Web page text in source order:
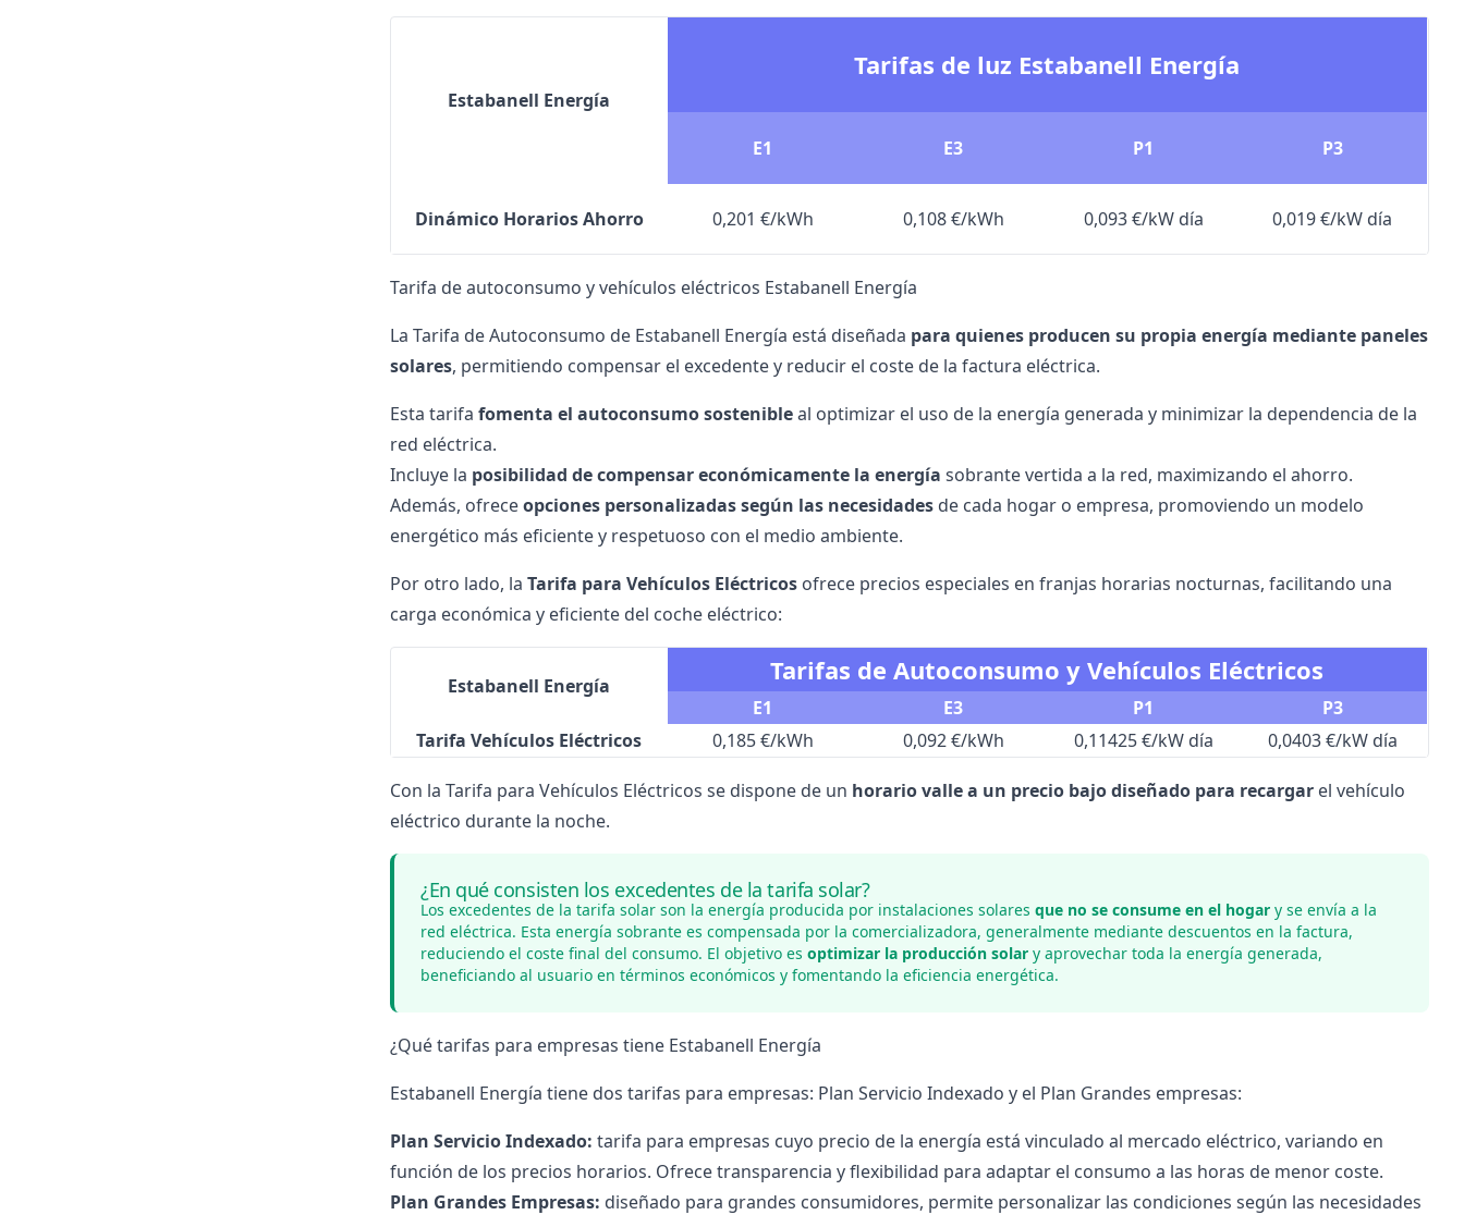
Estabanell Energía
Tarifas de luz Estabanell Energía
E1 E3 P1 P3
Dinámico Horarios Ahorro 0,201 €/kWh 0,108 €/kWh 0,093 €/kW día 0,019 €/kW día
Tarifa de autoconsumo y vehículos eléctricos Estabanell Energía
La Tarifa de Autoconsumo de Estabanell Energía está diseñada para quienes producen su propia energía mediante paneles
solares, permitiendo compensar el excedente y reducir el coste de la factura eléctrica.
Esta tarifa fomenta el autoconsumo sostenibleal optimizar el uso de la energía generada y minimizar la dependencia de la
red eléctrica.
Incluye la posibilidad de compensar económicamente la energía sobrante vertida a la red, maximizando el ahorro.
Además, ofreceopciones personalizadas según las necesidadesde cada hogar o empresa, promoviendo un modelo
energético más eficiente y respetuoso con el medio ambiente.
Por otro lado, la Tarifa para Vehículos Eléctricosofrece precios especiales en franjas horarias nocturnas, facilitando una
carga económica y eficiente del coche eléctrico:
Estabanell Energía Tarifas de Autoconsumo y Vehículos Eléctricos
E1 E3 P1
P3
Tarifa Vehículos Eléctricos
0,185 €/kWh 0,092 €/kWh 0,11425 €/kW día 0,0403 €/kW día
Con la Tarifa para Vehículos Eléctricos se dispone de un horario valle a un precio bajo diseñado para recargarel vehículo
eléctrico durante la noche.
¿En qué consisten los excedentes de la tarifa solar?
Los excedentes de la tarifa solar son la energía producida por instalaciones solares que no se consume en el hogary se envía a la
red eléctrica. Esta energía sobrante es compensada por la comercializadora, generalmente mediante descuentos en la factura,
reduciendo el coste final del consumo. El objetivo es optimizar la producción solary aprovechar toda la energía generada,
beneficiando al usuario en términos económicos y fomentando la eficiencia energética.
¿Qué tarifas para empresas tiene Estabanell Energía
Estabanell Energía tiene dos tarifas para empresas: Plan Servicio Indexado y el Plan Grandes empresas:
Plan Servicio Indexado: tarifa para empresas cuyo precio de la energía está vinculado al mercado eléctrico, variando en
función de los precios horarios. Ofrece transparencia y flexibilidad para adaptar el consumo a las horas de menor coste.
Plan Grandes Empresas: diseñado para grandes consumidores, permite personalizar las condiciones según las necesidades